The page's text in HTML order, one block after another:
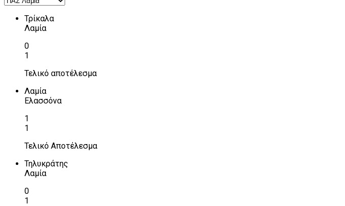
Τρίκαλα
Λαμία
0
1
Τελικό αποτέλεσμα
Λαμία
Ελασσόνα
1
1
Τελικό Αποτέλεσμα
Τηλυκράτης
Λαμία
0
1